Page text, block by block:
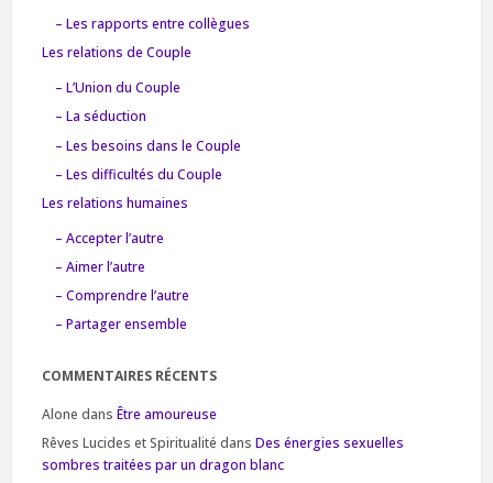
– Les rapports entre collègues
Les relations de Couple
– L’Union du Couple
– La séduction
– Les besoins dans le Couple
– Les difficultés du Couple
Les relations humaines
– Accepter l’autre
– Aimer l’autre
– Comprendre l’autre
– Partager ensemble
COMMENTAIRES RÉCENTS
Alone dans Être amoureuse
Rêves Lucides et Spiritualité dans Des énergies sexuelles
sombres traitées par un dragon blanc